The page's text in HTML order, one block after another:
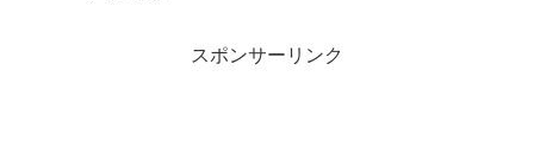
スポンサーリンク